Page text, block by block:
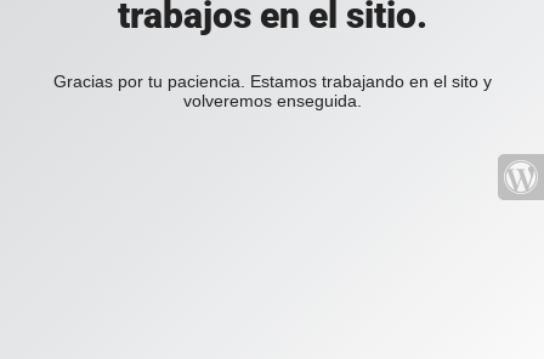
trabajos en el sitio.
Gracias por tu paciencia. Estamos trabajando en el sito y
volveremos enseguida.